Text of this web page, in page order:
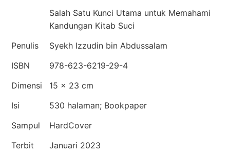
Salah Satu Kunci Utama untuk Memahami
Kandungan Kitab Suci
Penulis
Syekh Izzudin bin Abdussalam
ISBN
978-623-6219-29-4
Dimensi
15 × 23 cm
Isi
530 halaman; Bookpaper
Sampul
HardCover
Terbit
Januari 2023